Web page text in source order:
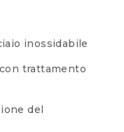
inossidabile
trattamento
del